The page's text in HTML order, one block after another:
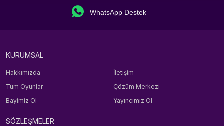
WhatsApp Destek
KURUMSAL
Hakkımızda
İletişim
Tüm Oyunlar
Çözüm Merkezi
Bayimiz Ol
Yayıncımız Ol
SÖZLEŞMELER